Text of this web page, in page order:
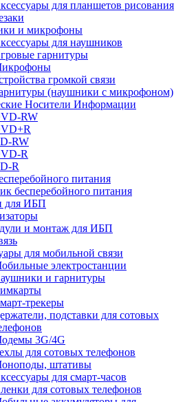
для планшетов рисования
и микрофоны
для наушников
гарнитуры
громкой связи
(наушники с микрофоном)
Носители Информации
RW
RW
R
R
питания
бесперебойного питания
для ИБП
и монтаж для ИБП
для мобильной связи
электростанции
и гарнитуры
трекеры
подставки для сотовых
3G/4G
для сотовых телефонов
штативы
для смарт-часов
для сотовых телефонов